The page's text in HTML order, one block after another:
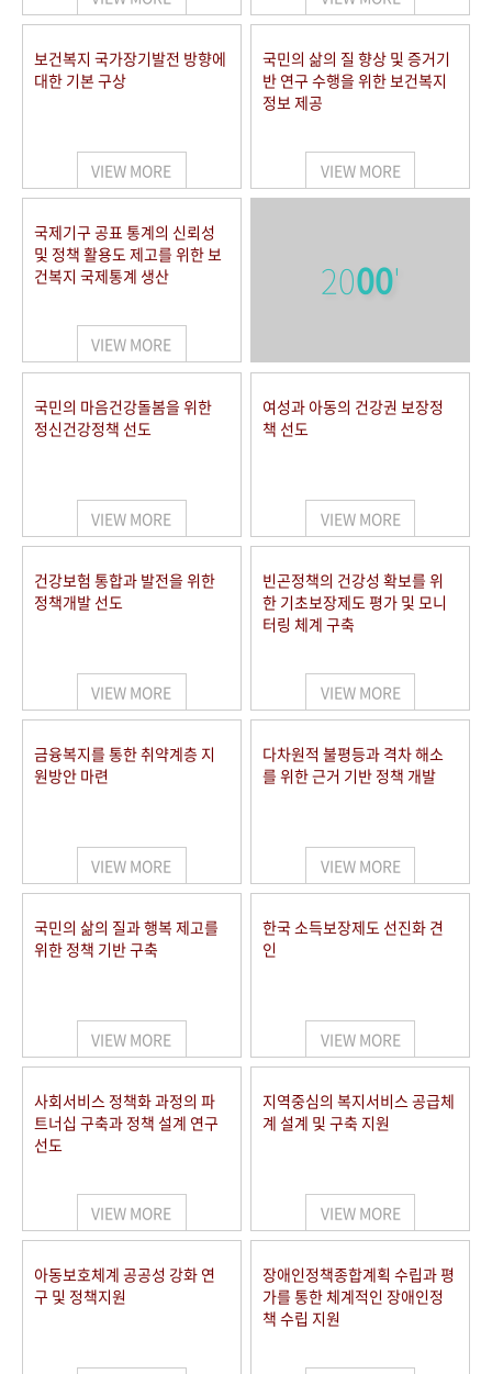
보건복지 국가장기발전 방향에
대한 기본 구상
VIEW MORE
국민의 삶의 질 향상 및 증거기
반 연구 수행을 위한 보건복지
정보 제공
VIEW MORE
국제기구 공표 통계의 신뢰성
및 정책 활용도 제고를 위한 보
건복지 국제통계 생산
VIEW MORE
2000'
국민의 마음건강돌봄을 위한
정신건강정책 선도
VIEW MORE
여성과 아동의 건강권 보장정
책 선도
VIEW MORE
건강보험 통합과 발전을 위한
정책개발 선도
VIEW MORE
빈곤정책의 건강성 확보를 위
한 기초보장제도 평가 및 모니
터링 체계 구축
VIEW MORE
금융복지를 통한 취약계층 지
원방안 마련
VIEW MORE
다차원적 불평등과 격차 해소
를 위한 근거 기반 정책 개발
VIEW MORE
국민의 삶의 질과 행복 제고를
위한 정책 기반 구축
VIEW MORE
한국 소득보장제도 선진화 견
인
VIEW MORE
사회서비스 정책화 과정의 파
트너십 구축과 정책 설계 연구
선도
VIEW MORE
지역중심의 복지서비스 공급체
계 설계 및 구축 지원
VIEW MORE
아동보호체계 공공성 강화 연
구 및 정책지원
장애인정책종합계획 수립과 평
가를 통한 체계적인 장애인정
책 수립 지원